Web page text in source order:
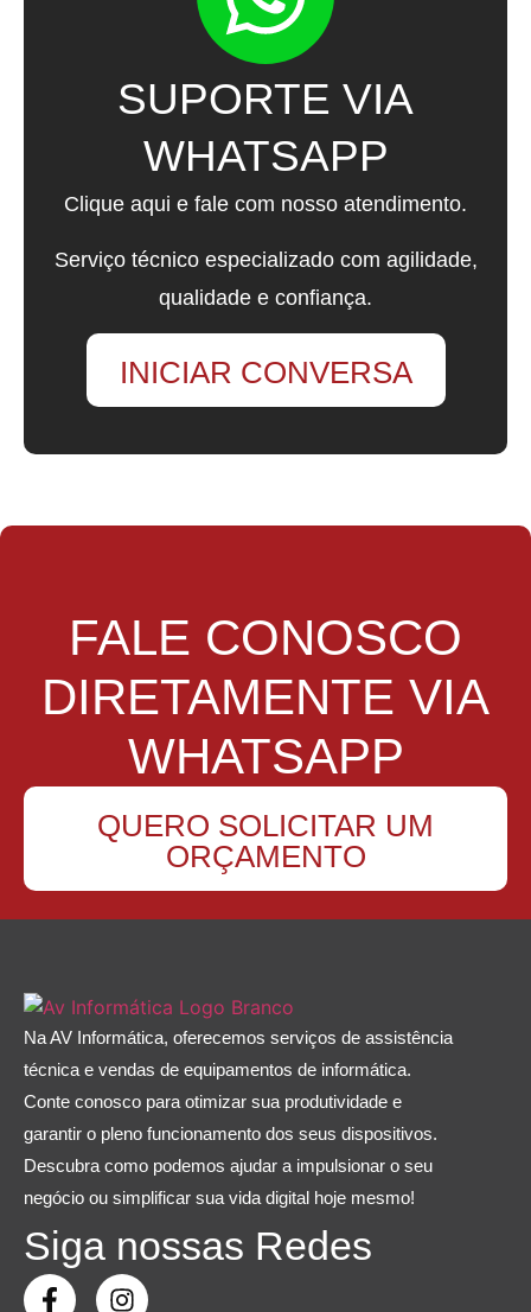
SUPORTE VIA
WHATSAPP
Clique aqui e fale com nosso atendimento.
Serviço técnico especializado com agilidade,
qualidade e confiança.
INICIAR CONVERSA
FALE CONOSCO
DIRETAMENTE VIA
WHATSAPP
QUERO SOLICITAR UM
ORÇAMENTO
Na AV Informática, oferecemos serviços de assistência
técnica e vendas de equipamentos de informática.
Conte conosco para otimizar sua produtividade e
garantir o pleno funcionamento dos seus dispositivos.
Descubra como podemos ajudar a impulsionar o seu
negócio ou simplificar sua vida digital hoje mesmo!
Siga nossas Redes